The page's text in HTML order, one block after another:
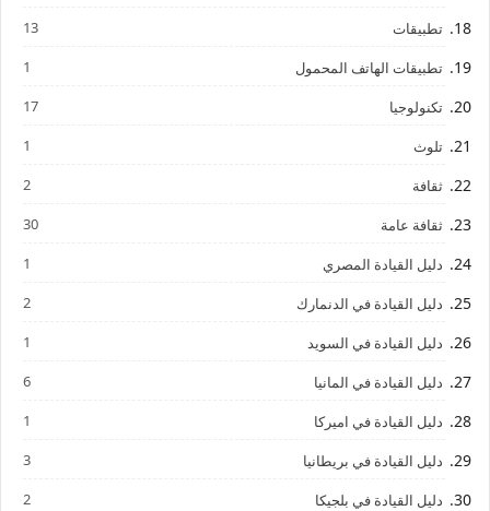
تطبيقات 13
تطبيقات الهاتف المحمول 1
تكنولوجيا 17
تلوث 1
ثقافة 2
ثقافة عامة 30
دليل القيادة المصري 1
دليل القيادة في الدنمارك 2
دليل القيادة في السويد 1
دليل القيادة في المانيا 6
دليل القيادة في اميركا 1
دليل القيادة في بريطانيا 3
دليل القيادة في بلجيكا 2